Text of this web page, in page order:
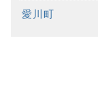
愛川町